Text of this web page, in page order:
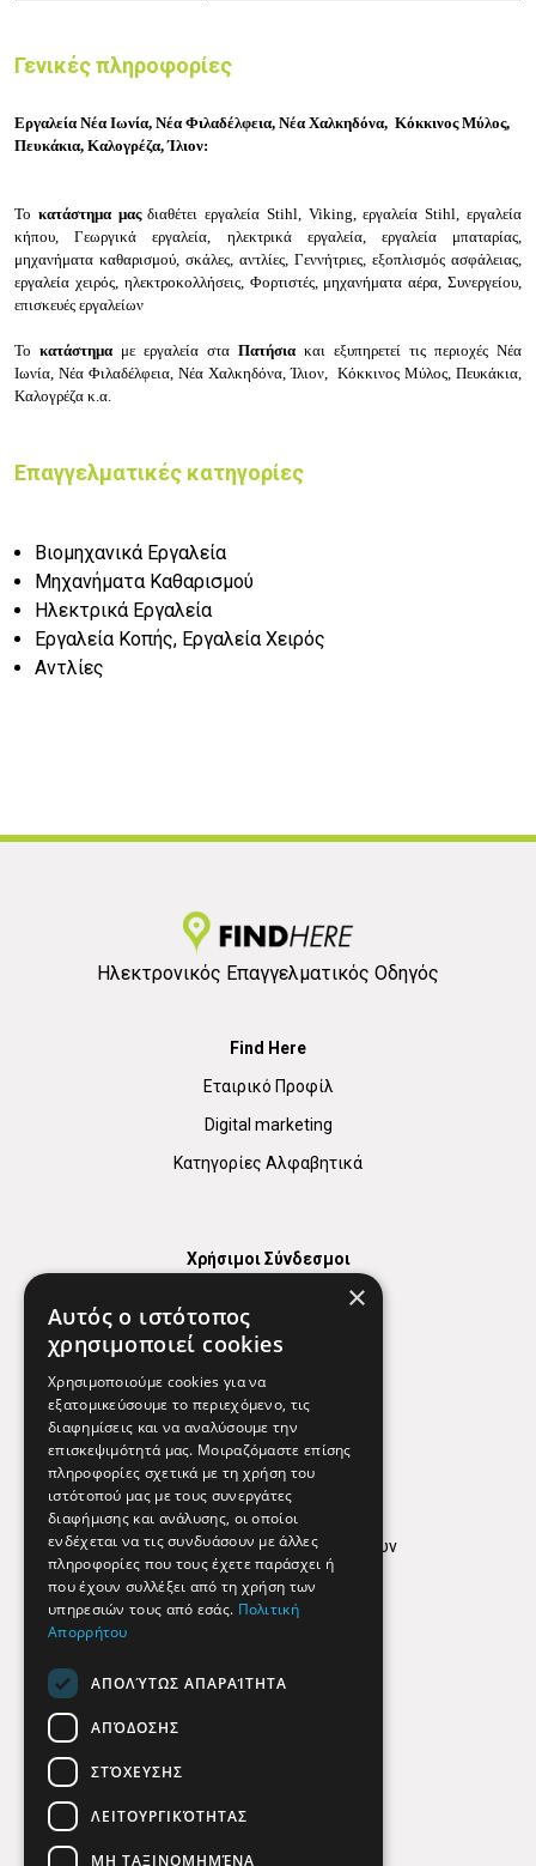
Γενικές πληροφορίες
Εργαλεία Νέα Ιωνία, Νέα Φιλαδέλφεια, Νέα Χαλκηδόνα, Κόκκινος Μύλος,
Πευκάκια, Καλογρέζα, Ίλιον:
Το κατάστημα μαςδιαθέτει εργαλεία Stihl, Viking, εργαλεία Stihl, εργαλεία
κήπου, Γεωργικά εργαλεία, ηλεκτρικά εργαλεία, εργαλεία μπαταρίας,
μηχανήματα καθαρισμού, σκάλες, αντλίες, Γεννήτριες, εξοπλισμός ασφάλειας,
εργαλεία χειρός, ηλεκτροκολλήσεις, Φορτιστές, μηχανήματα αέρα, Συνεργείου,
επισκευές εργαλείων
Το κατάστημα με εργαλεία στα Πατήσια και εξυπηρετεί τις περιοχές Νέα
Ιωνία, Νέα Φιλαδέλφεια, Νέα Χαλκηδόνα,Ίλιον, Κόκκινος Μύλος, Πευκάκια,
Καλογρέζα κ.α.
Επαγγελματικές κατηγορίες
Βιομηχανικά Εργαλεία
Μηχανήματα Καθαρισμού
Ηλεκτρικά Εργαλεία
Εργαλεία Κοπής, Εργαλεία Χειρός
Αντλίες
Ηλεκτρονικός Επαγγελματικός Οδηγός
Find Here
Εταιρικό Προφίλ
Digital marketing
Κατηγορίες Αλφαβητικά
Χρήσιμοι Σύνδεσμοι
Χρήσιμα Τηλέφωνα
Εφημερεύοντα Φαρμακεία
Απόρρητο
Όροι Χρήσης
Πολιτική προστασίας δεδομένων
Findhere
Social Media
×
Αυτός ο ιστότοπος
χρησιμοποιεί cookies
Χρησιμοποιούμε cookies για να
εξατομικεύσουμε το περιεχόμενο, τις
διαφημίσεις και να αναλύσουμε την
επισκεψιμότητά μας. Μοιραζόμαστε επίσης
πληροφορίες σχετικά με τη χρήση του
ιστότοπού μας με τους συνεργάτες
διαφήμισης και ανάλυσης, οι οποίοι
ενδέχεται να τις συνδυάσουν με άλλες
πληροφορίες που τους έχετε παράσχει ή
που έχουν συλλέξει από τη χρήση των
υπηρεσιών τους από εσάς. Πολιτική
Απορρήτου
ΑΠΟΛΎΤΩΣ ΑΠΑΡΑΊΤΗΤΑ
ΑΠΌΔΟΣΗΣ
ΣΤΌΧΕΥΣΗΣ
ΛΕΙΤΟΥΡΓΙΚΌΤΗΤΑΣ
ΜΗ ΤΑΞΙΝΟΜΗΜΈΝΑ